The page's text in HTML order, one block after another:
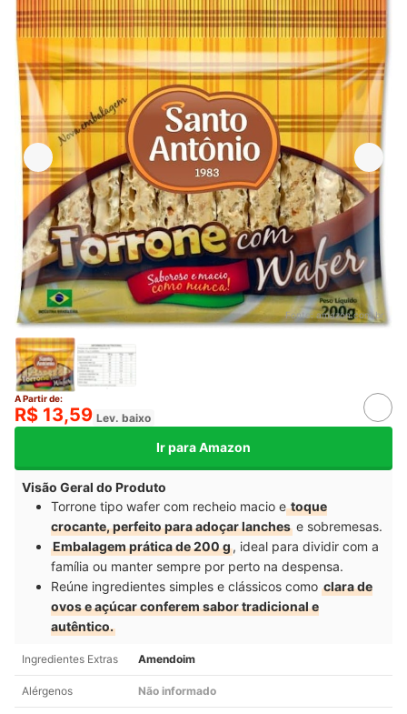
Fonte:amazon.com.br
A Partir de:
R$ 13,59 Lev. baixo
Ir para Amazon
Visão Geral do Produto
Torrone tipo wafer com recheio macio etoque
crocante, perfeito para adoçar lanches e sobremesas.
Embalagem prática de 200 g, ideal para dividir com a
família ou manter sempre por perto na despensa.
Reúne ingredientes simples e clássicos como clara de
ovos e açúcar conferem sabor tradicional e
autêntico.
Ingredientes Extras Amendoim
Alérgenos Não informado